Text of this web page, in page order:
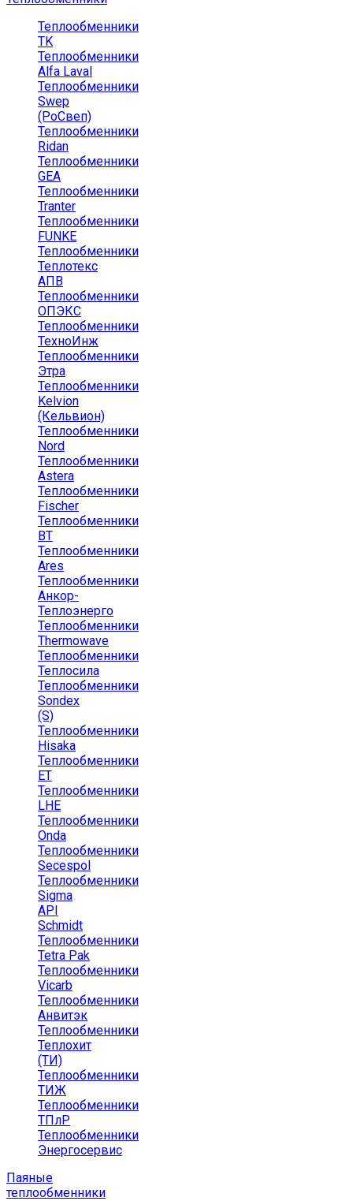
Теплообменники
TK
Теплообменники
Alfa Laval
Теплообменники
Swep
(РоСвеп)
Теплообменники
Ridan
Теплообменники
GEA
Теплообменники
Tranter
Теплообменники
FUNKE
Теплообменники
Теплотекс
АПВ
Теплообменники
ОПЭКС
Теплообменники
ТехноИнж
Теплообменники
Этра
Теплообменники
Kelvion
(Кельвион)
Теплообменники
Nord
Теплообменники
Astera
Теплообменники
Fischer
Теплообменники
ВТ
Теплообменники
Ares
Теплообменники
Анкор-
Теплоэнерго
Теплообменники
Thermowave
Теплообменники
Теплосила
Теплообменники
Sondex
(S)
Теплообменники
Hisaka
Теплообменники
ЕТ
Теплообменники
LHE
Теплообменники
Onda
Теплообменники
Secespol
Теплообменники
Sigma
API
Schmidt
Теплообменники
Tetra Pak
Теплообменники
Vicarb
Теплообменники
Анвитэк
Теплообменники
Теплохит
(ТИ)
Теплообменники
ТИЖ
Теплообменники
ТПлР
Теплообменники
Энергосервис
Паяные
теплообменники